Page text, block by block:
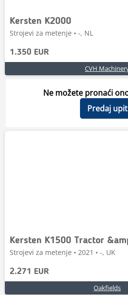
Kersten K2000
Strojevi za metenje • -, NL
1.350 EUR
CVH
Ne možete pronaći
Predaj upit
Kersten K1500 Tractor
Strojevi za metenje • 2021 • -, UK
2.271 EUR
Oakfields